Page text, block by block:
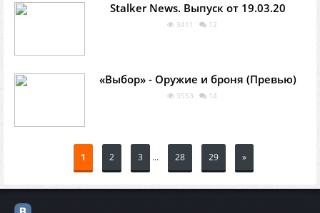
Stalker News. Выпуск от 19.03.20
3411 12
«Выбор» - Оружие и броня (Превью)
3553 14
1 2 3 ... 28 29 »